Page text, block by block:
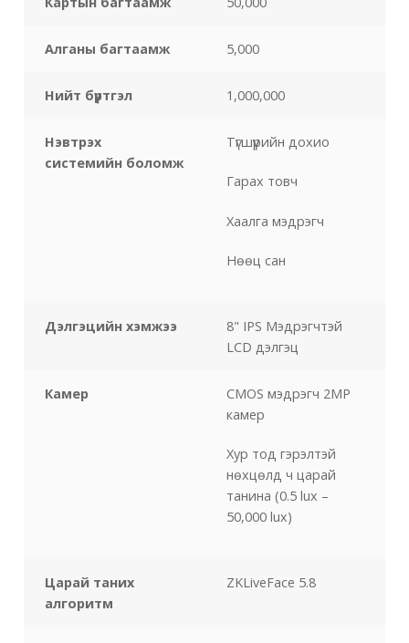
Алганы багтаамж 5,000
Нийт бүртгэл 1,000,000
Нэвтрэх
системийн боломж
Түгшүүрийн дохио
Гарах товч
Хаалга мэдрэгч
Нөөц сан
Дэлгэцийн хэмжээ
8" IPS Мэдрэгчтэй
LCD дэлгэц
Камер
CMOS мэдрэгч 2MP
камер
Хур тод гэрэлтэй
нөхцөлд ч царай
танина (0.5 lux –
50,000 lux)
Царай таних
алгоритм
ZKLiveFace 5.8